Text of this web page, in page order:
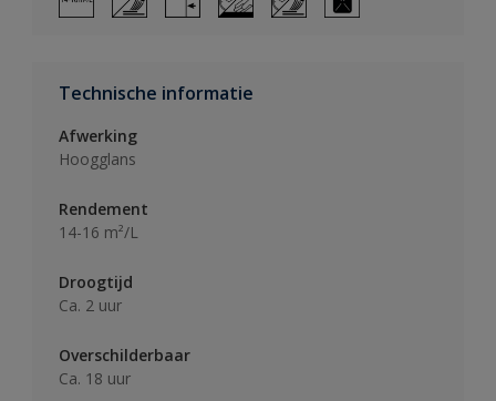
Technische informatie
Afwerking
Hoogglans
Rendement
14-16 m²/L
Droogtijd
Ca. 2 uur
Overschilderbaar
Ca. 18 uur